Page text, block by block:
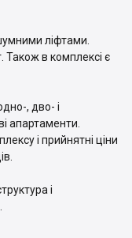
ліфтами.
Також в комплексі є
, дво- і
апартаменти.
і прийнятні ціни
і